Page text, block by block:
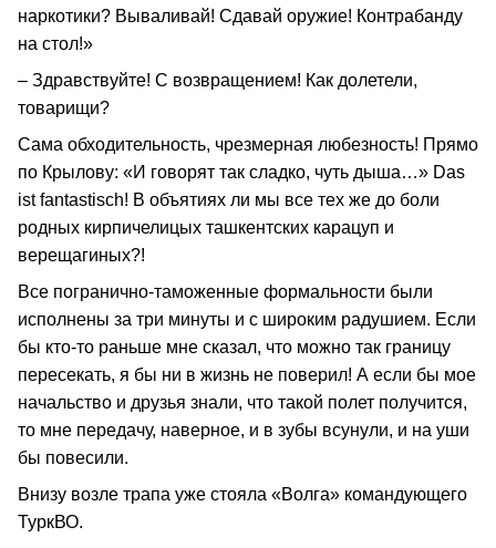
наркотики? Вываливай! Сдавай оружие! Контрабанду
на стол!»
– Здравствуйте! С возвращением! Как долетели,
товарищи?
Сама обходительность, чрезмерная любезность! Прямо
по Крылову: «И говорят так сладко, чуть дыша…» Das
ist fantastisch! В объятиях ли мы все тех же до боли
родных кирпичелицых ташкентских карацуп и
верещагиных?!
Все погранично-таможенные формальности были
исполнены за три минуты и с широким радушием. Если
бы кто-то раньше мне сказал, что можно так границу
пересекать, я бы ни в жизнь не поверил! А если бы мое
начальство и друзья знали, что такой полет получится,
то мне передачу, наверное, и в зубы всунули, и на уши
бы повесили.
Внизу возле трапа уже стояла «Волга» командующего
ТуркВО.